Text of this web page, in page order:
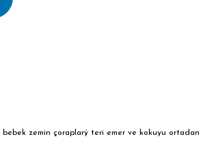
zemin çoraplarý teri emer ve kokuyu